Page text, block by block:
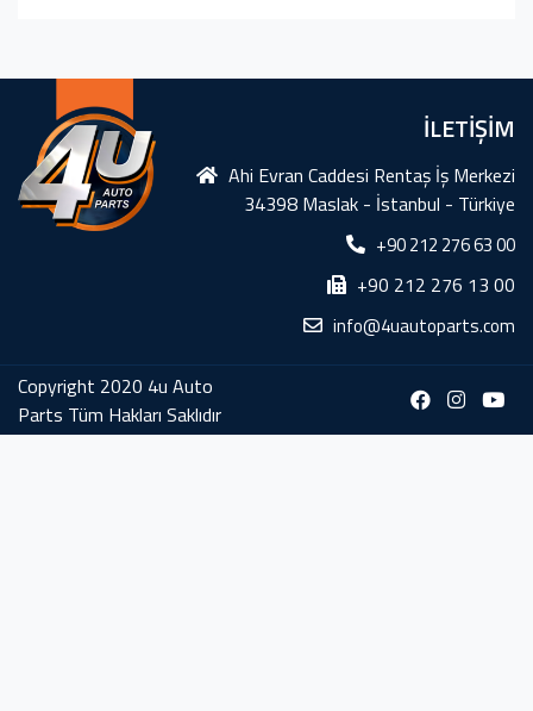
İLETİŞİM
Ahi Evran Caddesi Rentaş İş Merkezi
34398 Maslak - İstanbul - Türkiye
+90 212 276 63 00
+90 212 276 13 00
info@4uautoparts.com
Copyright 2020 4u Auto
Parts Tüm Hakları Saklıdır